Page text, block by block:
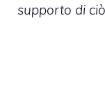
supporto di